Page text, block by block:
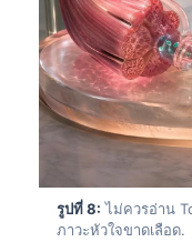
รูปที่ 8: ไม่ควรอ่าน
ภาวะหัวใจขาดเลือด.
Íslenska
Svenska
Bosanski
Azərbaycan
Eesti